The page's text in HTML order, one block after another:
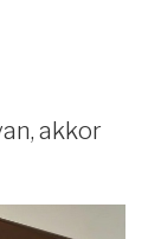
akkor